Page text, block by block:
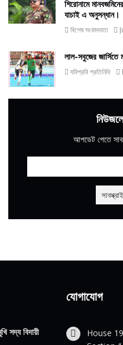
শিরোনামে
যাচাই এ অনুসন্ধান।
বিশেষ সংবাদদাতা
লাল-সবুজের জার্সিতে
যবিপ্রবি প্রতিনিধি
আপডেট পেতে
সদ্য বিদায়ী
যোগাযোগ
House